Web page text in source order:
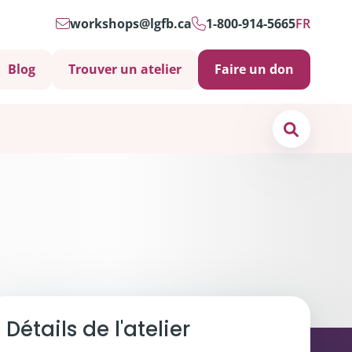
workshops@lgfb.ca 1-800-914-5665FR
Blog Trouver un atelier Faire un don
soins psychosociaux sont-ils importants?
et soutiens
Détails de l'atelier